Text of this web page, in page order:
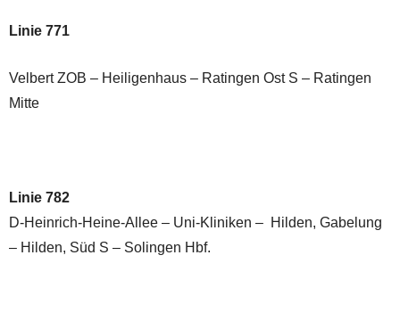
Linie 771
Velbert ZOB – Heiligenhaus – Ratingen Ost S – Ratingen
Mitte
Linie 782
D-Heinrich-Heine-Allee – Uni-Kliniken – Hilden, Gabelung
– Hilden, Süd S – Solingen Hbf.